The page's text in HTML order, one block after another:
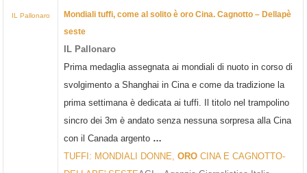
IL Pallonaro Mondiali tuffi, come al solito èoro Cina. Cagnotto – Dellapè
seste
IL Pallonaro
Prima medaglia assegnata ai mondiali di nuoto in corso di
svolgimento a Shanghai in Cina e come da tradizione la
prima settimana è dedicata ai tuffi. Il titolo nel trampolino
sincro dei 3m è andato senza nessuna sorpresa alla Cina
con il Canada argento …
TUFFI: MONDIALI DONNE,ORO CINA E CAGNOTTO-